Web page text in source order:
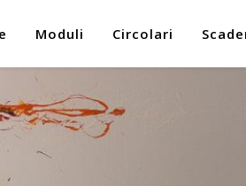
Moduli Circolari